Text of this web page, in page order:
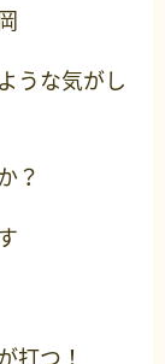
うな気がし
？
打つ！